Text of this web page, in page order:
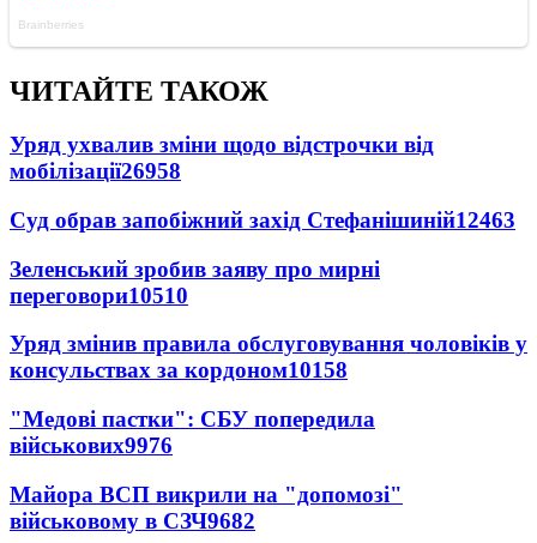
ЧИТАЙТЕ ТАКОЖ
Уряд ухвалив зміни щодо відстрочки від
мобілізації26958
Суд обрав запобіжний захід Стефанішиній12463
Зеленський зробив заяву про мирні
переговори10510
Уряд змінив правила обслуговування чоловіків у
консульствах за кордоном10158
"Медові пастки": СБУ попередила
військових9976
Майора ВСП викрили на "допомозі"
військовому в СЗЧ9682